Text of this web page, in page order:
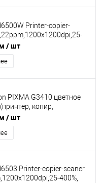
Printer-copier-
1200x1200dpi USB WiFi
/ шт
PIXMA G3410 цветное
копир,
сканер), A4, 8,8 изобр./
GI-490, СНПЧ,
листов, 19 сек., ЖК-
/ шт
Printer-copier-scaner
400%,